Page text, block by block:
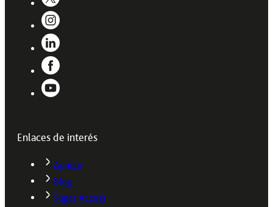
Enlaces de interés
Appolo
Blog
Super Access